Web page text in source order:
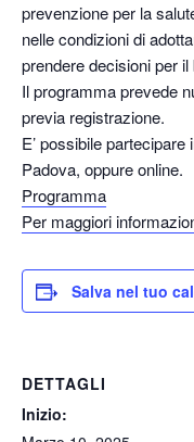
prevenzione per la
nelle condizioni di
prendere decisioni per
Il programma prevede
previa registrazione.
E’ possibile
Padova, oppure online.
Programma
Per maggiori
Salva nel tuo
DETTAGLI
Inizio: